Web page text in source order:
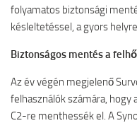
folyamatos biztonsági
késleltetéssel, a gyors
Biztonságos mentés a
Az év végén megjelenő
felhasználók számára, hogy
C2-re menthessék el. A